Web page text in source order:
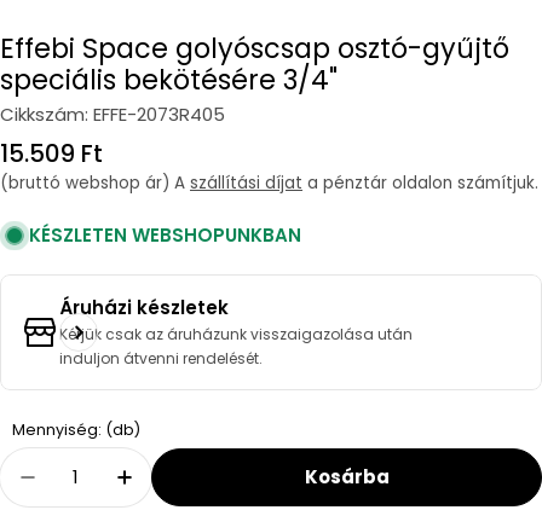
Effebi Space golyóscsap osztó-gyűjtő
speciális bekötésére 3/4"
Cikkszám: EFFE-2073R405
Regular
price
15.509 Ft
(bruttó webshop ár) A szállítási díjat a pénztár oldalon számítjuk.
KÉSZLETEN WEBSHOPUNKBAN
Áruházi készletek
Kérjük csak az áruházunk visszaigazolása után
induljon átvenni rendelését.
Mennyiség: (db)Quantity
Decrease Quantity For Effebi Space
Increase Quantity For Effebi Space
Kosárba